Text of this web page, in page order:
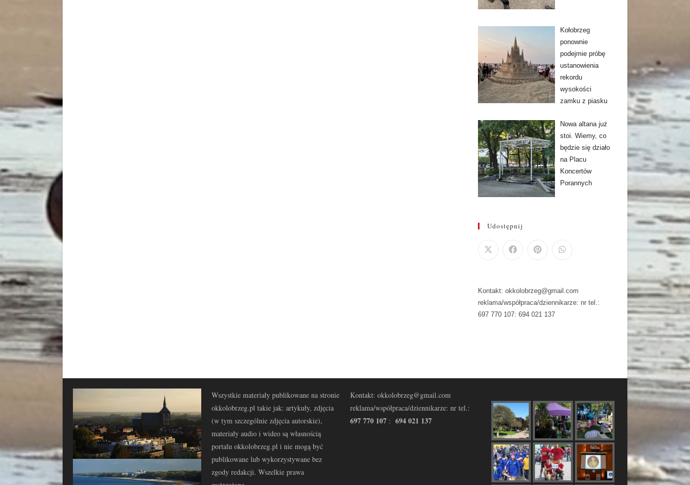
Kołobrzeg
ponownie
podejmie próbę
ustanowienia
rekordu
wysokości
zamku z piasku
Nowa altana już
stoi. Wiemy, co
będzie się działo
na Placu
Koncertów
Porannych
Udostępnij
Kontakt: okkolobrzeg@gmail.com
reklama/współpraca/dziennikarze: nr tel.:
697 770 107: 694 021 137
Wszystkie materiały publikowane na stronie
okkolobrzeg.pl takie jak: artykuły, zdjęcia
(w tym szczególnie zdjęcia autorskie),
materiały audio i wideo są własnością
portalu okkolobrzeg.pl i nie mogą być
publikowane lub wykorzystywane bez
zgody redakcji. Wszelkie prawa
Kontakt: okkolobrzeg@gmail.com
reklama/współpraca/dziennikarze: nr tel.:
697 770 107 : 694 021 137